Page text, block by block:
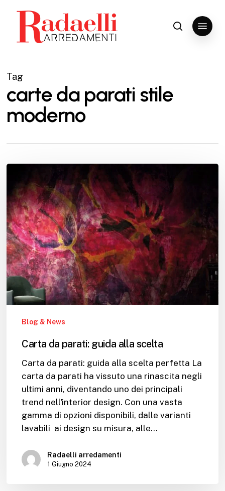
content
search
Menu
Tag
carte da parati stile
moderno
parati:
guida
alla
scelta
Blog & News
Carta da parati: guida alla scelta
Carta da parati: guida alla scelta perfetta La
carta da parati ha vissuto una rinascita negli
ultimi anni, diventando uno dei principali
trend nell'interior design. Con una vasta
gamma di opzioni disponibili, dalle varianti
lavabili ai design su misura, alle…
Radaelli arredamenti
1 Giugno 2024
Close